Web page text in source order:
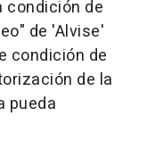
de
de 'Alvise'
condición de
de la
pueda